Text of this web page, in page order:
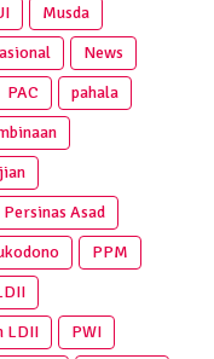
Musda
News
PAC
pahala
Persinas Asad
PPM
LDII
PWI